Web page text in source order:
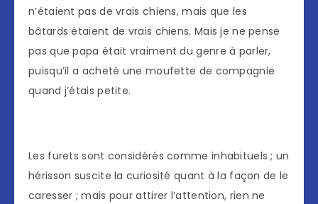
n’étaient pas de vrais chiens, mais que les
bâtards étaient de vrais chiens. Mais je ne pense
pas que papa était vraiment du genre à parler,
puisqu’il a acheté une moufette de compagnie
quand j’étais petite.
Les furets sont considérés comme inhabituels ; un
hérisson suscite la curiosité quant à la façon de le
caresser ; mais pour attirer l’attention, rien ne